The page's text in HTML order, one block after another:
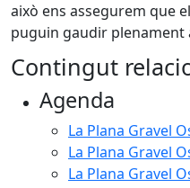
això ens assegurem que
puguin gaudir plenament
Contingut
Agenda
La Plana Gravel
La Plana Gravel
La Plana Gravel